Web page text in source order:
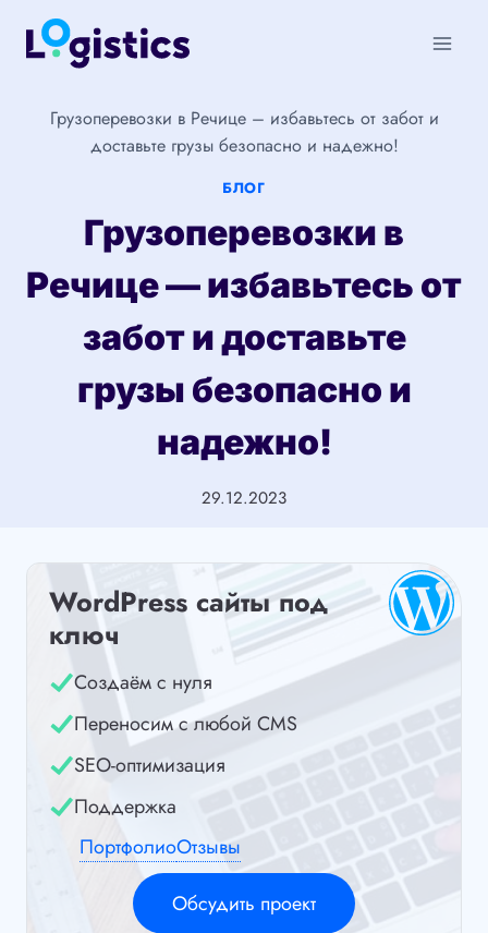
Перейти
Грузоперевозки в Речице – избавьтесь от забот и
доставьте грузы безопасно и надежно!
БЛОГ
Грузоперевозки в
Речице — избавьтесь от
забот и доставьте
грузы безопасно и
надежно!
29.12.2023
WordPress сайты под
ключ
Создаём с нуля
Переносим с любой CMS
SEO-оптимизация
Поддержка
ПортфолиоОтзывы
Обсудить проект